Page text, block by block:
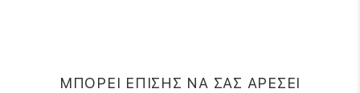
ΜΠΟΡΕΙ ΕΠΙΣΗΣ ΝΑ ΣΑΣ ΑΡΕΣΕΙ